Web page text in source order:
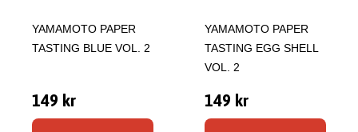
YAMAMOTO PAPER
TASTING BLUE VOL. 2
149 kr
YAMAMOTO PAPER
TASTING EGG SHELL
VOL. 2
149 kr